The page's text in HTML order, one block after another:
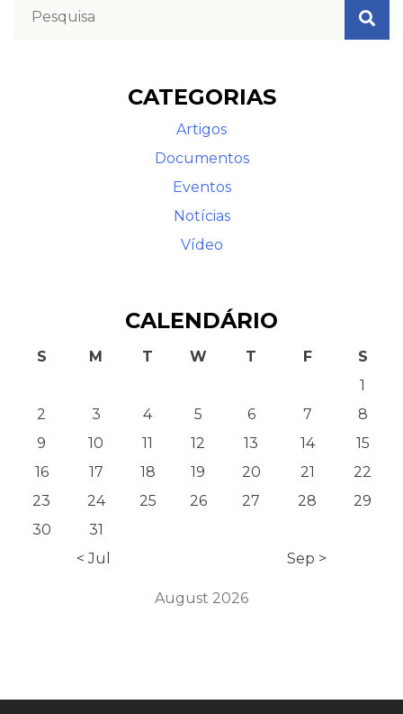
CATEGORIAS
Artigos
Documentos
Eventos
Notícias
Vídeo
CALENDÁRIO
August 2026
S M T W T F
S
1
2
3 4 5 6 7
8
9
10 11 12 13 14
15
16
17 18 19 20 21
22
23
24 25 26 27 28
29
30
31
< Jul
Sep >